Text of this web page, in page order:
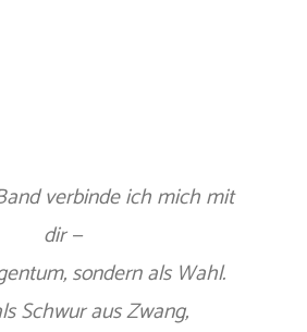
verbinde ich mich mit
dir —
sondern als Wahl.
Schwur aus Zwang,